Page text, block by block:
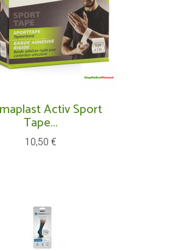
Activ Sport
Tape...
Prix
10,50 €